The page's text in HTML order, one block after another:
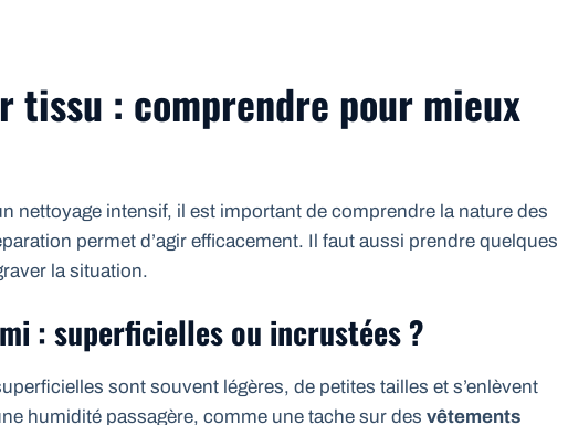
tissu : comprendre pour mieux
nettoyage intensif, il est important de comprendre la nature des
permet d’agir efficacement. Il faut aussi prendre quelques
la situation.
: superficielles ou incrustées ?
sont souvent légères, de petites tailles et s’enlèvent
humidité passagère, comme une tache sur des vêtements